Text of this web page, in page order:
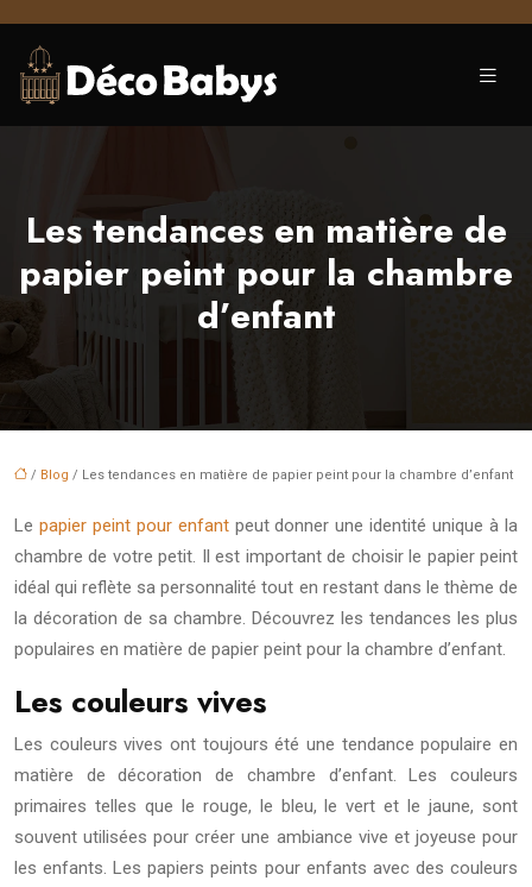
Les tendances en matière de
papier peint pour la chambre
d’enfant
/ Blog / Les tendances en matière de papier peint pour la chambre d’enfant
Le papier peint pour enfantpeut donner une identité unique à la
chambre de votre petit. Il est important de choisir le papier peint
idéal qui reflète sa personnalité tout en restant dans le thème de
la décoration de sa chambre. Découvrez les tendances les plus
populaires en matière de papier peint pour la chambre d’enfant.
Les couleurs vives
Les couleurs vives ont toujours été une tendance populaire en
matière de décoration de chambre d’enfant. Les couleurs
primaires telles que le rouge, le bleu, le vert et le jaune, sont
souvent utilisées pour créer une ambiance vive et joyeuse pour
les enfants. Les papiers peints pour enfants avec des couleurs